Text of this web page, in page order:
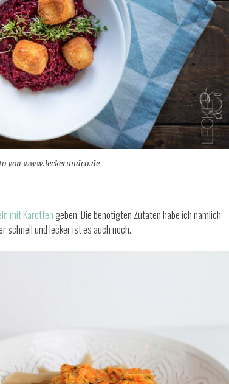
von www.leckerundco.de
mit Karottengeben. Die benötigten Zutaten habe ich nämlich
schnell und lecker ist es auch noch.